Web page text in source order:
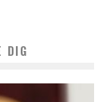
DIG